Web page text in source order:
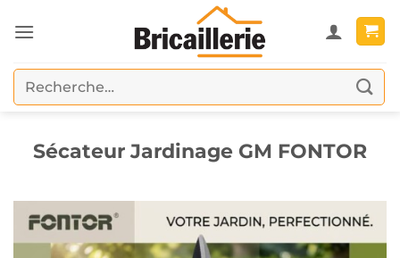
au
Recherche
pour :
Sécateur Jardinage GM FONTOR